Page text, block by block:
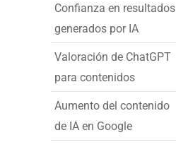
Confianza en resultados
generados por IA
Valoración de ChatGPT
para contenidos
Aumento del contenido
de IA en Google